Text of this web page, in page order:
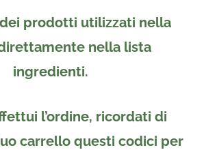
prodotti utilizzati nella
nella lista
ingredienti.
l’ordine, ricordati di
carrelloquesti codici per